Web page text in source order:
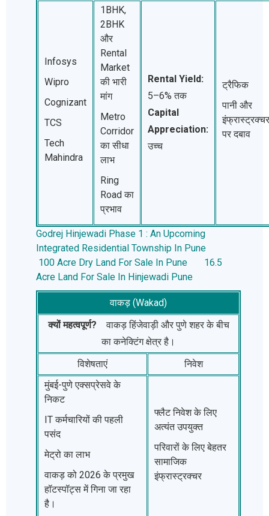
Infosys
Wipro
Cognizant
TCS
Tech
Mahindra
1BHK,
2BHK
और
Rental
Market
की भारी
मांग
Metro
Corridor
का सीधा
लाभ
Ring
Road का
प्रभाव
Rental Yield:
5–6% तक
Capital
Appreciation:
उच्च
ट्रैफिक
पानी और
इंफ्रास्ट्रक्चर
पर दबाव
Godrej Hinjewadi Phase 1 : An Upcoming
Integrated Residential Township In Pune
100 Acre Dry Land For Sale In Pune
16.5
Acre Land For Sale In Hinjewadi Pune
वाकड़ (Wakad)
क्यों महत्वपूर्ण? वाकड़ हिंजेवाड़ी और पुणे शहर के बीच
का कनेक्टिंग क्षेत्र है।
विशेषताएं
निवेश
मुंबई-पुणे एक्सप्रेसवे के
निकट
IT कर्मचारियों की पहली
पसंद
मेट्रो का लाभ
वाकड़ को 2026 के प्रमुख
हॉटस्पॉट्स में गिना जा रहा
है।
फ्लैट निवेश के लिए
अत्यंत उपयुक्त
परिवारों के लिए बेहतर
सामाजिक
इंफ्रास्ट्रक्चर